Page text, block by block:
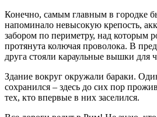
Конечно, самым главным в городке
напоминало невысокую крепость,
забором по периметру, над которым
протянута колючая проволока. В
друга стояли караульные вышки для
Здание вокруг окружали бараки.
сохранился – здесь до сих пор
тех, кто впервые в них заселился.